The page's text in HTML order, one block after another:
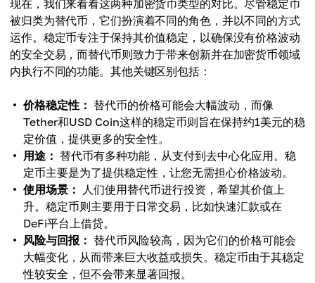
现在，我们来看看这两种加密货币类型的对比。尽管稳定币
被归类为替代币，它们扮演着不同的角色，并以不同的方式
运作。稳定币专注于保持其价值稳定，以确保没有价格波动
的安全交易，而替代币则致力于带来创新并在加密货币领域
内执行不同的功能。其他关键区别包括：
价格稳定性： 替代币的价格可能会大幅波动，而像
Tether和USD Coin这样的稳定币则旨在保持约1美元的稳
定价值，提供更多的安全性。
用途： 替代币有多种功能，从支付到去中心化应用。稳
定币主要是为了提供稳定性，让您无需担心价格波动。
使用场景： 人们使用替代币进行投资，希望其价值上
升。稳定币则主要用于日常交易，比如快速汇款或在
DeFi平台上借贷。
风险与回报： 替代币风险较高，因为它们的价格可能会
大幅变化，从而带来巨大收益或损失。稳定币由于其稳定
性较安全，但不会带来显著回报。